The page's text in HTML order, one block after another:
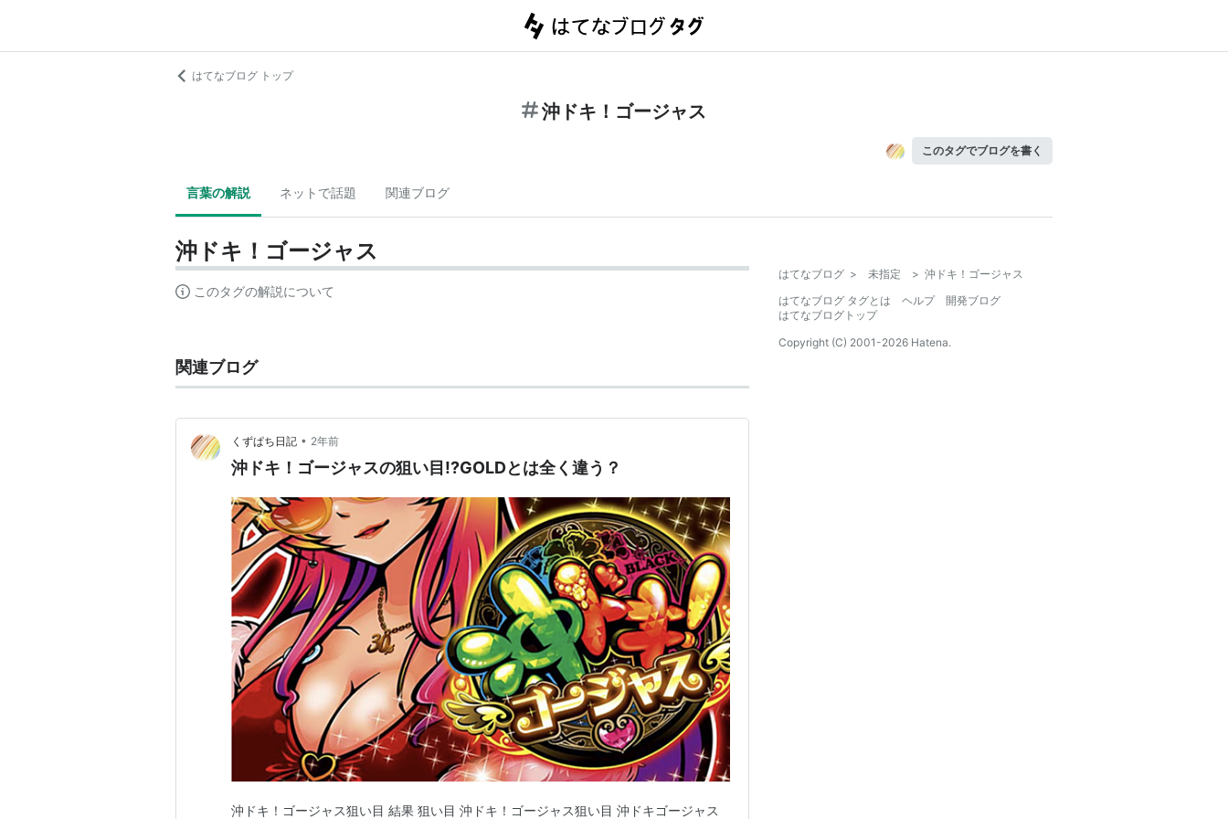
はてなブログ トップ
沖ドキ！ゴージャス
このタグでブログを書く
言葉の解説 ネットで話題 関連ブログ
沖ドキ！ゴージャス
このタグの解説について
関連ブログ
くずぱち日記 • 2年前
沖ドキ！ゴージャスの狙い目!?GOLDとは全く違う？
沖ドキ！ゴージャス狙い目 結果 狙い目 沖ドキ！ゴージャス狙い目 沖ドキゴージャス
はてなブログ > 未指定 > 沖ドキ！ゴージャス
はてなブログ タグとは
ヘルプ
開発ブログ
はてなブログトップ
Copyright (C) 2001-2026 Hatena.